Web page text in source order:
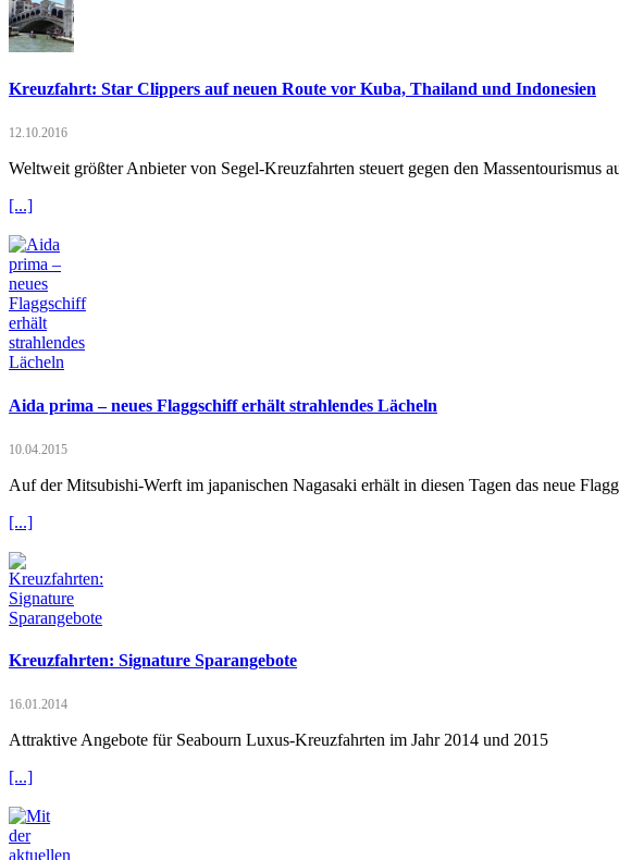
Kreuzfahrt: Star Clippers auf neuen Route vor Kuba, Thailand und Indonesien
12.10.2016
Weltweit größter Anbieter von Segel-Kreuzfahrten steuert gegen den Massentourismus
[...]
Aida prima – neues Flaggschiff erhält strahlendes Lächeln
10.04.2015
Auf der Mitsubishi-Werft im japanischen Nagasaki erhält in diesen Tagen das neue
[...]
Kreuzfahrten: Signature Sparangebote
16.01.2014
Attraktive Angebote für Seabourn Luxus-Kreuzfahrten im Jahr 2014 und 2015
[...]